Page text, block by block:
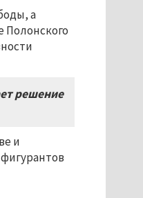
а
Полонского
решение
и